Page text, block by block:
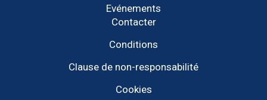
Evénements
Contacter
Conditions
Clause de non-responsabilité
Cookies